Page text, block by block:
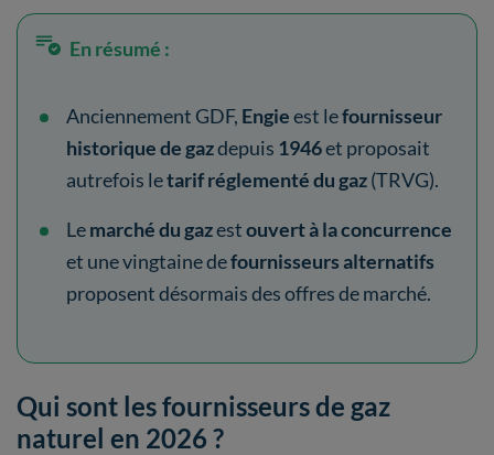
En résumé :
Anciennement GDF, Engieest lefournisseur
historique de gazdepuis 1946et proposait
autrefois letarif réglementé du gaz(TRVG).
Lemarché du gazestouvert à la concurrence
et une vingtaine defournisseurs alternatifs
proposent désormais des offres de marché.
Qui sont les fournisseurs de gaz
naturel en 2026 ?